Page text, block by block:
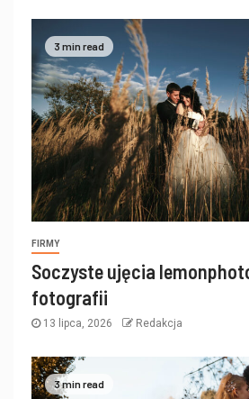
3 min read
FIRMY
Soczyste ujęcia
fotografii
13 lipca, 2026 Redakcja
3 min read